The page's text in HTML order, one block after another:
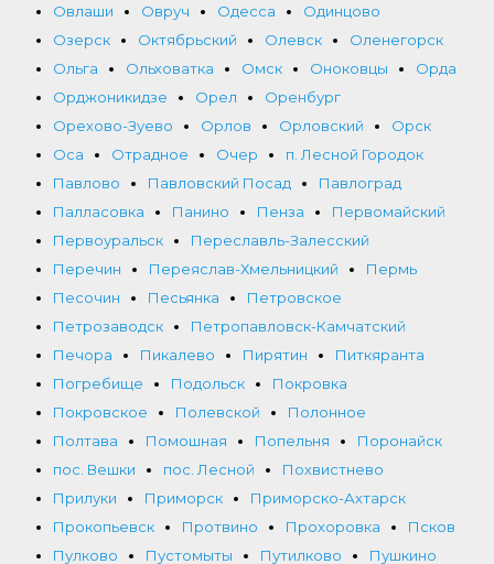
Овлаши
Овруч Одесса
Одинцово
Озерск
Октябрьский Олевск
Оленегорск
Ольга
Ольховатка Омск Оноковцы
Орда
Орджоникидзе
Орел
Оренбург
Орехово-Зуево
Орлов Орловский
Орск
Оса
Отрадное Очер
п. Лесной Городок
Павлово
Павловский Посад
Павлоград
Палласовка
Панино Пенза
Первомайский
Первоуральск
Переславль-Залесский
Перечин
Переяслав-Хмельницкий
Пермь
Песочин
Песьянка
Петровское
Петрозаводск
Петропавловск-Камчатский
Печора
Пикалево Пирятин
Питкяранта
Погребище
Подольск
Покровка
Покровское
Полевской
Полонное
Полтава
Помошная Попельня
Поронайск
пос. Вешки
пос. Лесной
Похвистнево
Прилуки
Приморск
Приморско-Ахтарск
Прокопьевск
Протвино Прохоровка
Псков
Пулково
Пустомыты Путилково Пушкино